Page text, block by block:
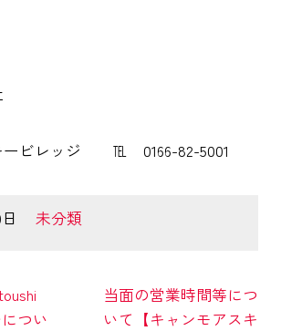
ービレッジ ℡ 0166-82-5001
未分類
つい
当面の営業時間等につ
いて【キャンモアスキ